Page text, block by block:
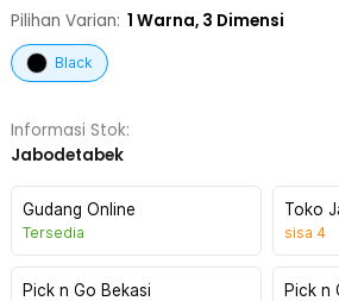
Pilihan Varian: 1 Warna, 3 Dimensi
Black
Informasi Stok:
Jabodetabek
Gudang Online
Tersedia
Toko
sisa 4
Pick n Go Bekasi Pick n